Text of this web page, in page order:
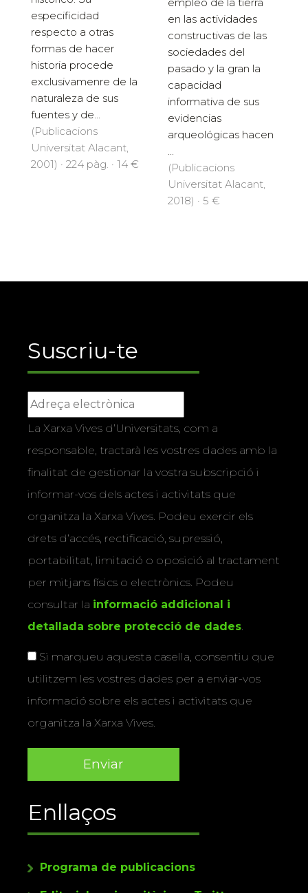
especificidad
respecto a otras
formas de hacer
historia procede
exclusivamenre de la
naturaleza de sus
fuentes y de...
(Publicacions
Universitat Alacant,
2001) · 224 pàg. · 14 €
en las actividades
constructivas de las
sociedades del
pasado y la gran la
capacidad
informativa de sus
evidencias
arqueológicas hacen
...
(Publicacions
Universitat Alacant,
2018) · 5 €
Suscriu-te
La Xarxa Vives d’Universitats, com a
responsable, tractarà les vostres dades amb la
finalitat de gestionar la vostra subscripció i
informar-vos dels actes i activitats que
organitza la Xarxa Vives. Podeu exercir els
drets d’accés, rectificació, supressió,
portabilitat, limitació o oposició al tractament
per mitjans físics o electrònics. Podeu
consultar la informació addicional i
detallada sobre protecció de dades.
Si marqueu aquesta casella, consentiu que
utilitzem les vostres dades per a enviar-vos
informació sobre els actes i activitats que
organitza la Xarxa Vives.
Enllaços
Programa de publicacions